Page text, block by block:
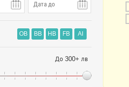
OB BB HB FB AI
До 300+ лв